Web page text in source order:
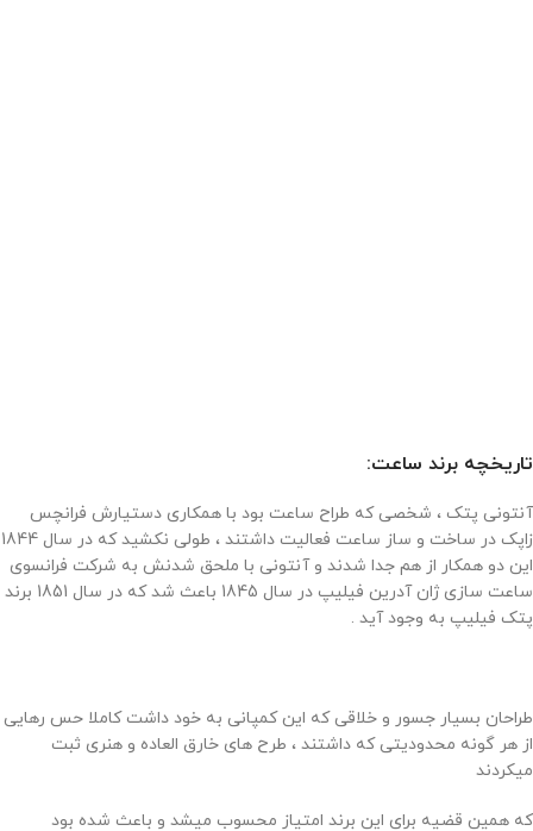
تاریخچه برند ساعت:
آنتونی پتک ، شخصی که طراح ساعت بود با همکاری دستیارش فرانچس
زاپک در ساخت و ساز ساعت فعالیت داشتند ، طولی نکشید که در سال 1844
این دو همکار از هم جدا شدند و آنتونی با ملحق شدنش به شرکت فرانسوی
ساعت سازی ژان آدرین فیلیپ در سال 1845 باعث شد که در سال 1851 برند
پتک فیلیپ به وجود آید .
طراحان بسیار جسور و خلاقی که این کمپانی به خود داشت کاملا حس رهایی
از هر گونه محدودیتی که داشتند ، طرح های خارق العاده و هنری ثبت
میکردند
که همین قضیه برای این برند امتیاز محسوب میشد و باعث شده بود